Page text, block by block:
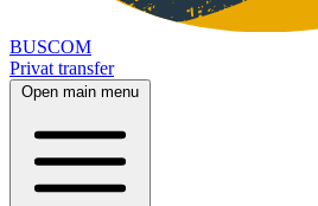
BUSCOM
Privat transfer
Open main menu